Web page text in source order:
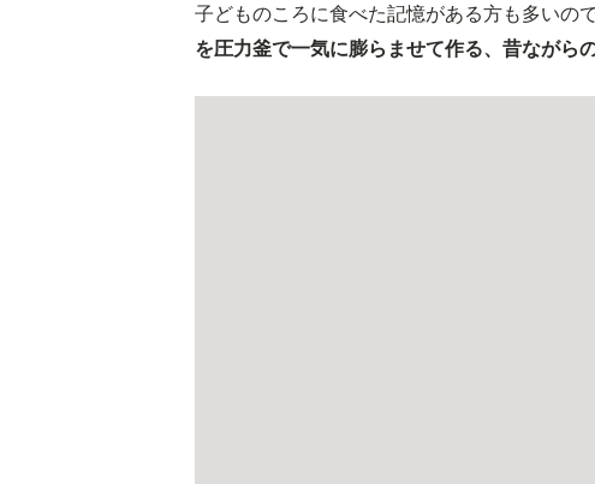
子どものころに食べた記憶がある方も多いの
を圧力釜で一気に膨らませて作る、昔ながら